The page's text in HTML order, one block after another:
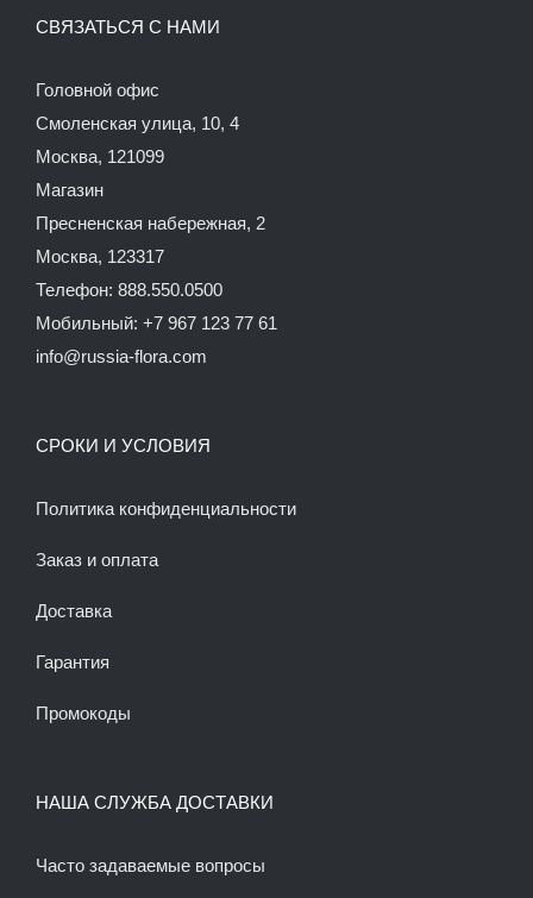
СВЯЗАТЬСЯ С НАМИ
Головной офис
Смоленская улица, 10, 4
Москва, 121099
Магазин
Пресненская набережная, 2
Москва, 123317
Телефон: 888.550.0500
Мобильный: +7 967 123 77 61
info@russia-flora.com
СРОКИ И УСЛОВИЯ
Политика конфиденциальности
Заказ и оплата
Доставка
Гарантия
Промокоды
НАША СЛУЖБА ДОСТАВКИ
Часто задаваемые вопросы